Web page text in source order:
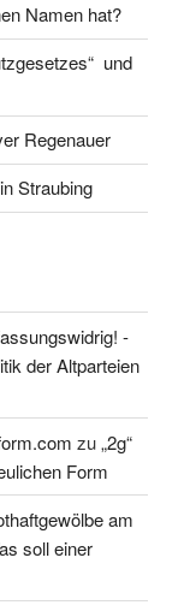
Namen hat?
und
Regenauer
Straubing
-
der Altparteien
zu„2g“
Form
am
soll einer